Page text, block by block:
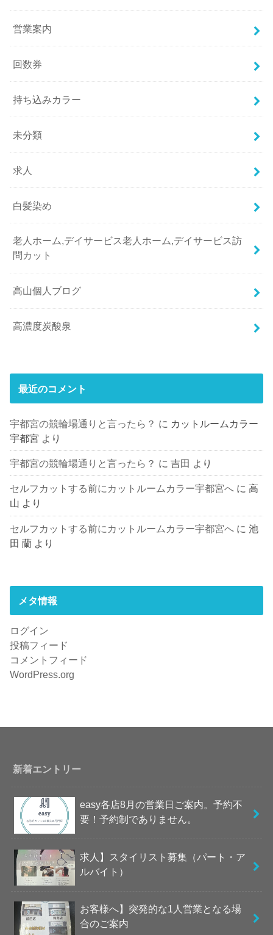
営業案内
回数券
持ち込みカラー
未分類
求人
白髪染め
老人ホーム,デイサービス老人ホーム,デイサービス訪
問カット
高山個人ブログ
高濃度炭酸泉
最近のコメント
宇都宮の競輪場通りと言ったら？ に カットルームカラー
宇都宮 より
宇都宮の競輪場通りと言ったら？ に吉田 より
セルフカットする前にカットルームカラー宇都宮へ に高
山 より
セルフカットする前にカットルームカラー宇都宮へ に池
田 蘭 より
メタ情報
ログイン
投稿フィード
コメントフィード
WordPress.org
新着エントリー
easy各店8月の営業日ご案内。予約不
要！予約制でありません。
求人】スタイリスト募集（パート・ア
ルバイト）
お客様へ】突発的な1人営業となる場
合のご案内